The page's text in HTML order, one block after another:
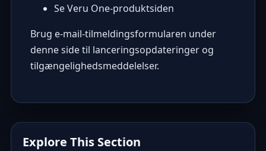
Se Veru One-produktsiden
Brug e-mail-tilmeldingsformularen under
denne side til lanceringsopdateringer og
tilgængelighedsmeddelelser.
Explore This Section